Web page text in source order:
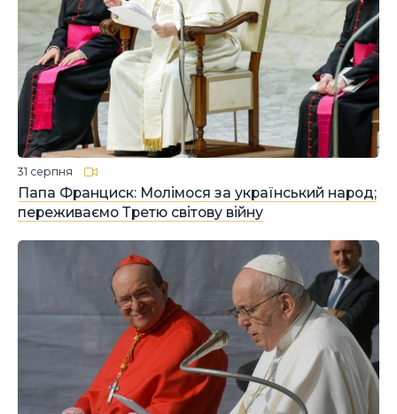
Папа Франциск: Молімося за український народ;
переживаємо Третю світову війну
31 серпня